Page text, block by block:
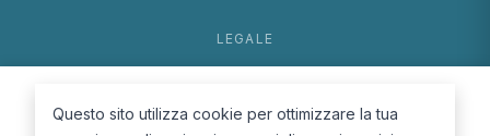
LEGALE
Cookie Policy
Questo sito utilizza cookie per ottimizzare la tua